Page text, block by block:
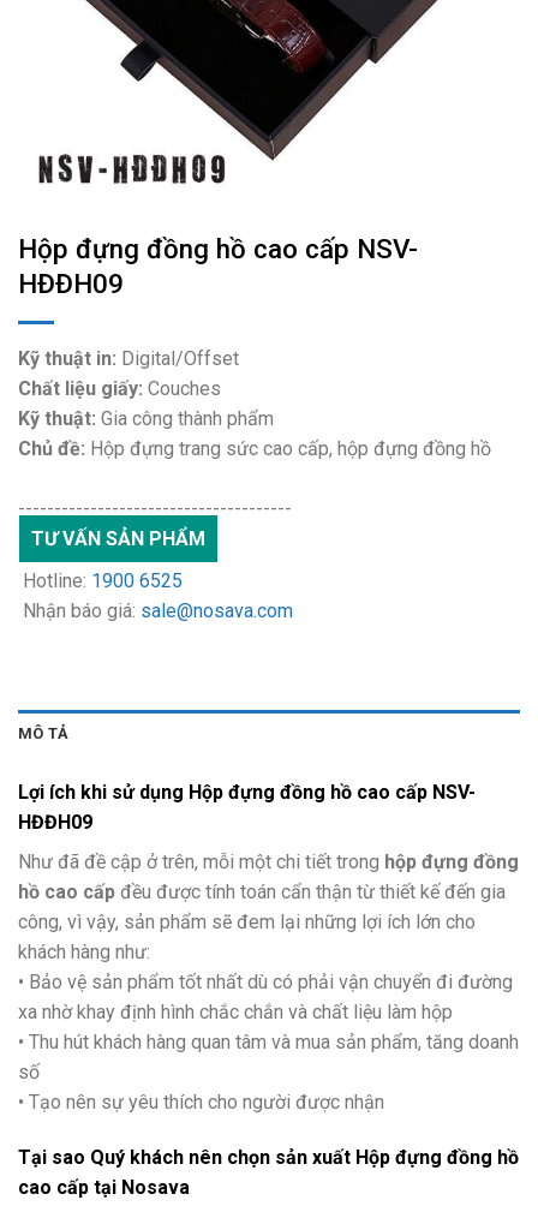
Hộp đựng đồng hồ cao cấp NSV-
HĐĐH09
Kỹ thuật in: Digital/Offset
Chất liệu giấy: Couches
Kỹ thuật: Gia công thành phẩm
Chủ đề: Hộp đựng trang sức cao cấp, hộp đựng đồng hồ
--------------------------------------
TƯ VẤN SẢN PHẨM
Hotline: 1900 6525
Nhận báo giá: sale@nosava.com
MÔ TẢ
Lợi ích khi sử dụng Hộp đựng đồng hồ cao cấp NSV-
HĐĐH09
Như đã đề cập ở trên, mỗi một chi tiết trong hộp đựng đồng
hồ cao cấp đều được tính toán cẩn thận từ thiết kế đến gia
công, vì vậy, sản phẩm sẽ đem lại những lợi ích lớn cho
khách hàng như:
• Bảo vệ sản phẩm tốt nhất dù có phải vận chuyển đi đường
xa nhờ khay định hình chắc chắn và chất liệu làm hộp
• Thu hút khách hàng quan tâm và mua sản phẩm, tăng doanh
số
• Tạo nên sự yêu thích cho người được nhận
Tại sao Quý khách nên chọn sản xuất Hộp đựng đồng hồ
cao cấp tại Nosava